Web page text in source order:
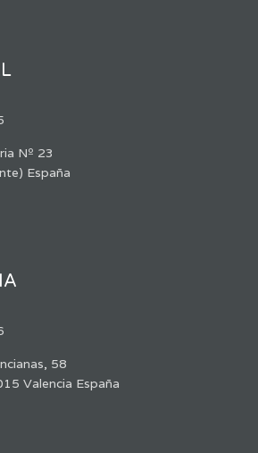
Nº 23
España
58
Valencia España